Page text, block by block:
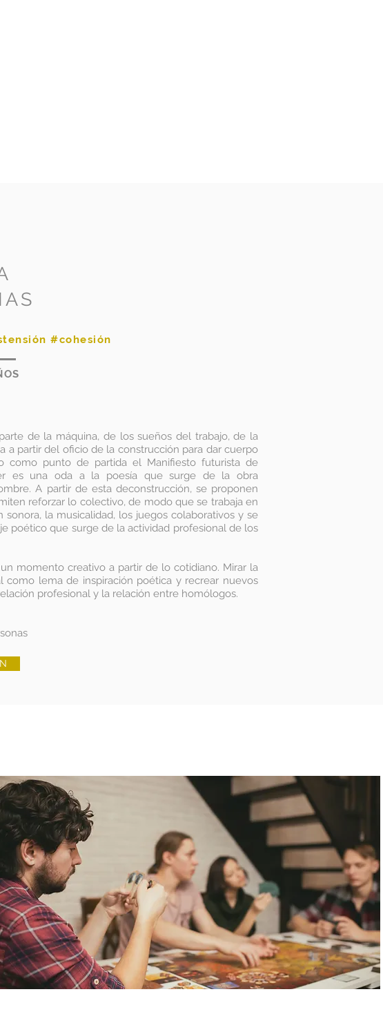
#cohesión
de la máquina, de los sueños del trabajo, de la
a partir del oficio de la construcción para dar cuerpo
como punto de partida el Manifiesto futurista de
es una oda a la poesía que surge de la obra
A partir de esta deconstrucción, se proponen
reforzar lo colectivo, de modo que se trabaja en
sonora, la musicalidad, los juegos colaborativos y se
poético que surge de la actividad profesional de los
momento creativo a partir de lo cotidiano. Mirar la
como lema de inspiración poética y recrear nuevos
profesional y la relación entre homólogos.